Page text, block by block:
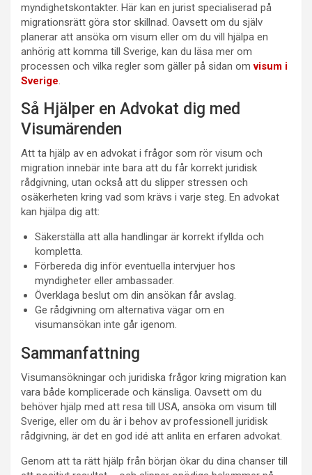
myndighetskontakter. Här kan en jurist specialiserad på
migrationsrätt göra stor skillnad. Oavsett om du själv
planerar att ansöka om visum eller om du vill hjälpa en
anhörig att komma till Sverige, kan du läsa mer om
processen och vilka regler som gäller på sidan omvisum i
Sverige.
Så Hjälper en Advokat dig med
Visumärenden
Att ta hjälp av en advokat i frågor som rör visum och
migration innebär inte bara att du får korrekt juridisk
rådgivning, utan också att du slipper stressen och
osäkerheten kring vad som krävs i varje steg. En advokat
kan hjälpa dig att:
Säkerställa att alla handlingar är korrekt ifyllda och
kompletta.
Förbereda dig inför eventuella intervjuer hos
myndigheter eller ambassader.
Överklaga beslut om din ansökan får avslag.
Ge rådgivning om alternativa vägar om en
visumansökan inte går igenom.
Sammanfattning
Visumansökningar och juridiska frågor kring migration kan
vara både komplicerade och känsliga. Oavsett om du
behöver hjälp med att resa till USA, ansöka om visum till
Sverige, eller om du är i behov av professionell juridisk
rådgivning, är det en god idé att anlita en erfaren advokat.
Genom att ta rätt hjälp från början ökar du dina chanser till